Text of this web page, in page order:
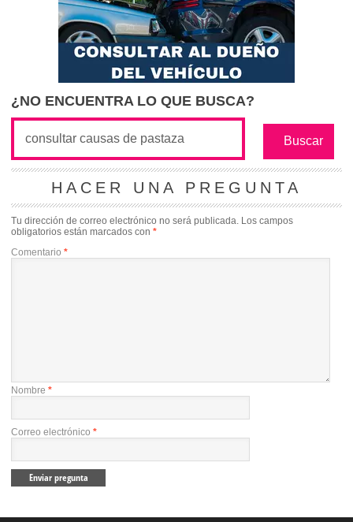
¿NO ENCUENTRA LO QUE BUSCA?
HACER UNA PREGUNTA
Tu dirección de correo electrónico no será publicada. Los campos
obligatorios están marcados con *
Comentario *
Nombre *
Correo electrónico *